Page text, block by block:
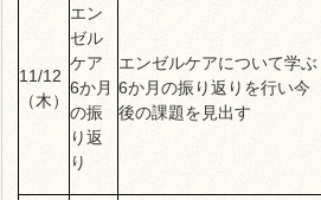
11/12
（木）
エン
ゼル
ケア
6か月
の振
り返
り
エンゼルケアについて学ぶ
6か月の振り返りを行い今
後の課題を見出す